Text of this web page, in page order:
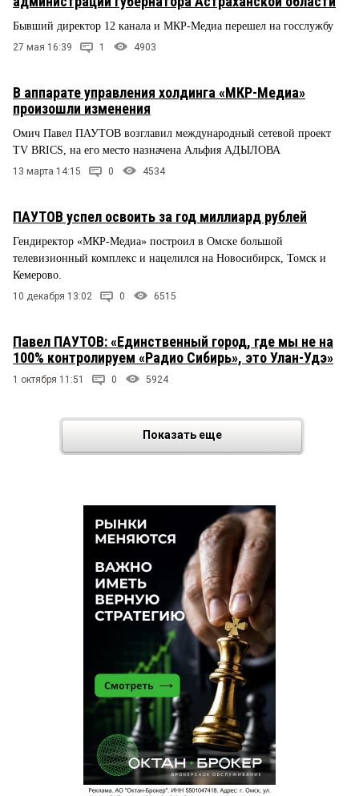
Бывший директор 12 канала и МКР-Медиа перешел на госслужбу
27 мая 16:39 1 4903
В аппарате управления холдинга «МКР-Медиа»
произошли изменения
Омич Павел ПАУТОВ возглавил международный сетевой проект
TV BRICS, на его место назначена Альфия АДЫЛОВА
13 марта 14:15 0 4534
ПАУТОВ успел освоить за год миллиард рублей
Гендиректор «МКР-Медиа» построил в Омске большой
телевизионный комплекс и нацелился на Новосибирск, Томск и
Кемерово.
10 декабря 13:02 0 6515
Павел ПАУТОВ: «Единственный город, где мы не на
100% контролируем «Радио Сибирь», это Улан-Удэ»
1 октября 11:51 0 5924
Показать еще